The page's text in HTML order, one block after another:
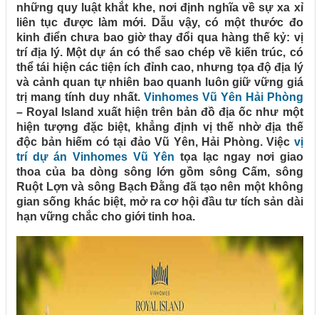
những quy luật khắt khe, nơi định nghĩa về sự xa xỉ
liên tục được làm mới. Dẫu vậy, có một thước đo
kinh điển chưa bao giờ thay đổi qua hàng thế kỷ: vị
trí địa lý. Một dự án có thể sao chép về kiến trúc, có
thể tái hiện các tiện ích đỉnh cao, nhưng tọa độ địa lý
và cảnh quan tự nhiên bao quanh luôn giữ vững giá
trị mang tính duy nhất. Vinhomes Vũ Yên Hải Phòng
– Royal Island xuất hiện trên bản đồ địa ốc như một
hiện tượng đặc biệt, khẳng định vị thế nhờ địa thế
độc bản hiếm có tại đảo Vũ Yên, Hải Phòng. Việc vị
trí dự án Vinhomes Vũ Yên tọa lạc ngay nơi giao
thoa của ba dòng sông lớn gồm sông Cấm, sông
Ruột Lợn và sông Bạch Đằng đã tạo nên một không
gian sống khác biệt, mở ra cơ hội đầu tư tích sản dài
hạn vững chắc cho giới tinh hoa.